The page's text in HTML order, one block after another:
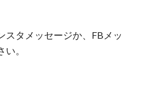
スタメッセージか、FBメッ
。